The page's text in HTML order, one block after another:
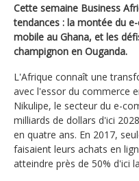
Cette semaine Business
tendances : la montée du
mobile au Ghana, et les
champignon en Ouganda.
L'Afrique connaît une
avec l'essor du commerce
Nikulipe, le secteur du e-
milliards de dollars d'ici
en quatre ans. En 2017,
faisaient leurs achats en
atteindre près de 50% d'ici